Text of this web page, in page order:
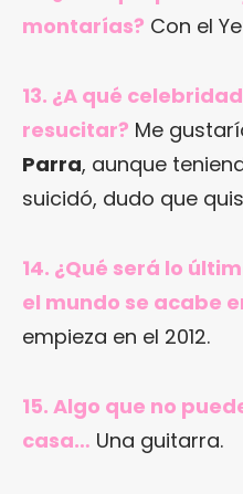
montarías? Con el
13. ¿A qué
resucitar? Me
Parra, aunque
suicidó, dudo que
14. ¿Qué será lo
el mundo se acabe
empieza en el 2012.
15. Algo que no
casa… Una guitarra.